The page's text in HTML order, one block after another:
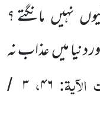
نہیں مانگتے ؟
دنیا میں عذاب نہ
۴۶، ۳ /